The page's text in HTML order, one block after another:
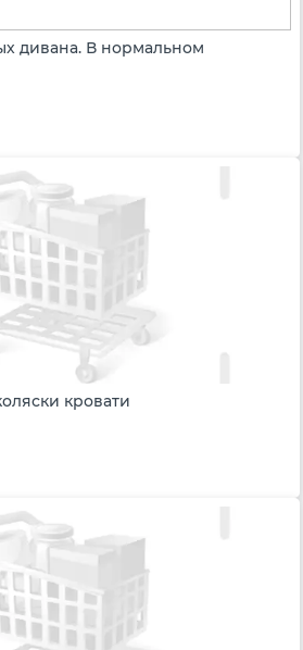
дивана. В нормальном
кровати